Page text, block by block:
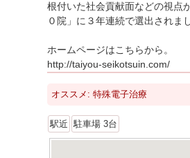
根付いた社会貢献面などの視点
０院」に３年連続で選出されま
ホームページはこちらから。
http://taiyou-seikotsuin.com/
オススメ: 特殊電子治療
駅近 駐車場 3台